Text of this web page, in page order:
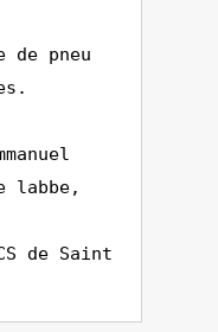
pneu
labbe,
de Saint